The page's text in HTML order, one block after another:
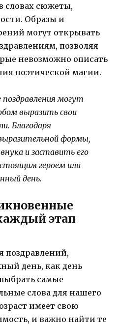
словах сюжеты,
Образы и
могут открывать
позволяя
невозможно описать
поэтической магии.
могут
выразить свои
Благодаря
формы,
и заставить его
героем или
день.
этап
поздравлений,
день, как день
самые
слова для нашего
имеет свою
и важно найти те